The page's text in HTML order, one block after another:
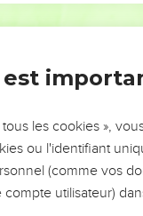
!
leur vision. Mais on voit
même que ce sont
les cookies »,
ou l'identifiant
(comme vos
utilisateur)